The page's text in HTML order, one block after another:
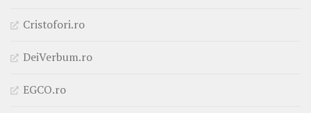
Cristofori.ro
DeiVerbum.ro
EGCO.ro